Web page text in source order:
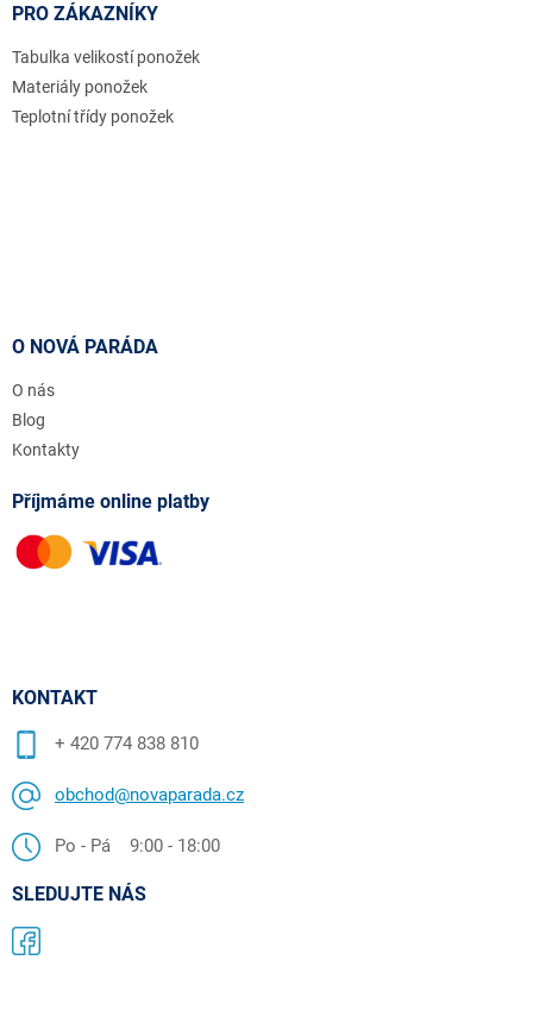
PRO ZÁKAZNÍKY
Tabulka velikostí ponožek
Materiály ponožek
Teplotní třídy ponožek
O NOVÁ PARÁDA
O nás
Blog
Kontakty
Příjmáme online platby
KONTAKT
+ 420 774 838 810
obchod@novaparada.cz
Po - Pá 9:00 - 18:00
SLEDUJTE NÁS